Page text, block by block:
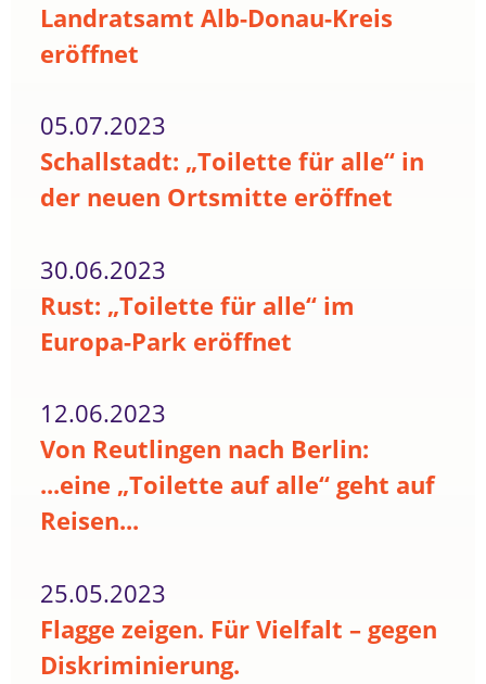
Landratsamt Alb-Donau-Kreis
eröffnet
05.07.2023
Schallstadt: „Toilette für alle“ in
der neuen Ortsmitte eröffnet
30.06.2023
Rust: „Toilette für alle“ im
Europa-Park eröffnet
12.06.2023
Von Reutlingen nach Berlin:
...eine „Toilette auf alle“ geht auf
Reisen...
25.05.2023
Flagge zeigen. Für Vielfalt – gegen
Diskriminierung.